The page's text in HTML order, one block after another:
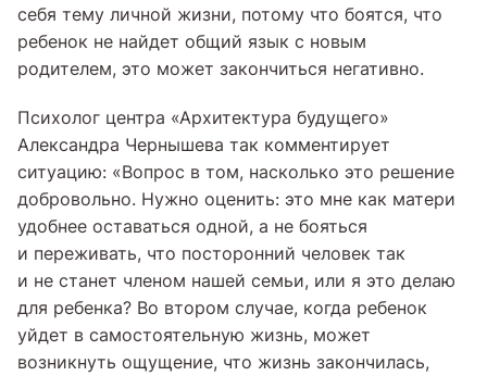
себя тему личной жизни, потому что боятся, что
ребенок не найдет общий язык с новым
родителем, это может закончиться негативно.
Психолог центра «Архитектура будущего»
Александра Чернышева так комментирует
ситуацию: «Вопрос в том, насколько это решение
добровольно. Нужно оценить: это мне как матери
удобнее оставаться одной, а не бояться
и переживать, что посторонний человек так
и не станет членом нашей семьи, или я это делаю
для ребенка? Во втором случае, когда ребенок
уйдет в самостоятельную жизнь, может
возникнуть ощущение, что жизнь закончилась,